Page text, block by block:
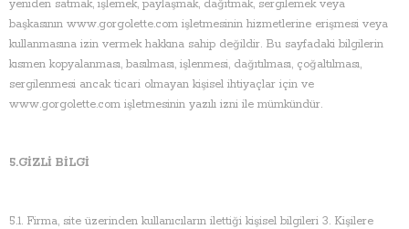
yeniden satmak, işlemek, paylaşmak, dağıtmak, sergilemek veya
başkasının www.gorgolette.com işletmesinin hizmetlerine erişmesi veya
kullanmasına izin vermek hakkına sahip değildir. Bu sayfadaki bilgilerin
kısmen kopyalanması, basılması, işlenmesi, dağıtılması, çoğaltılması,
sergilenmesi ancak ticari olmayan kişisel ihtiyaçlar için ve
www.gorgolette.com işletmesinin yazılı izni ile mümkündür.
5.GİZLİ BİLGİ
5.1. Firma, site üzerinden kullanıcıların ilettiği kişisel bilgileri 3. Kişilere